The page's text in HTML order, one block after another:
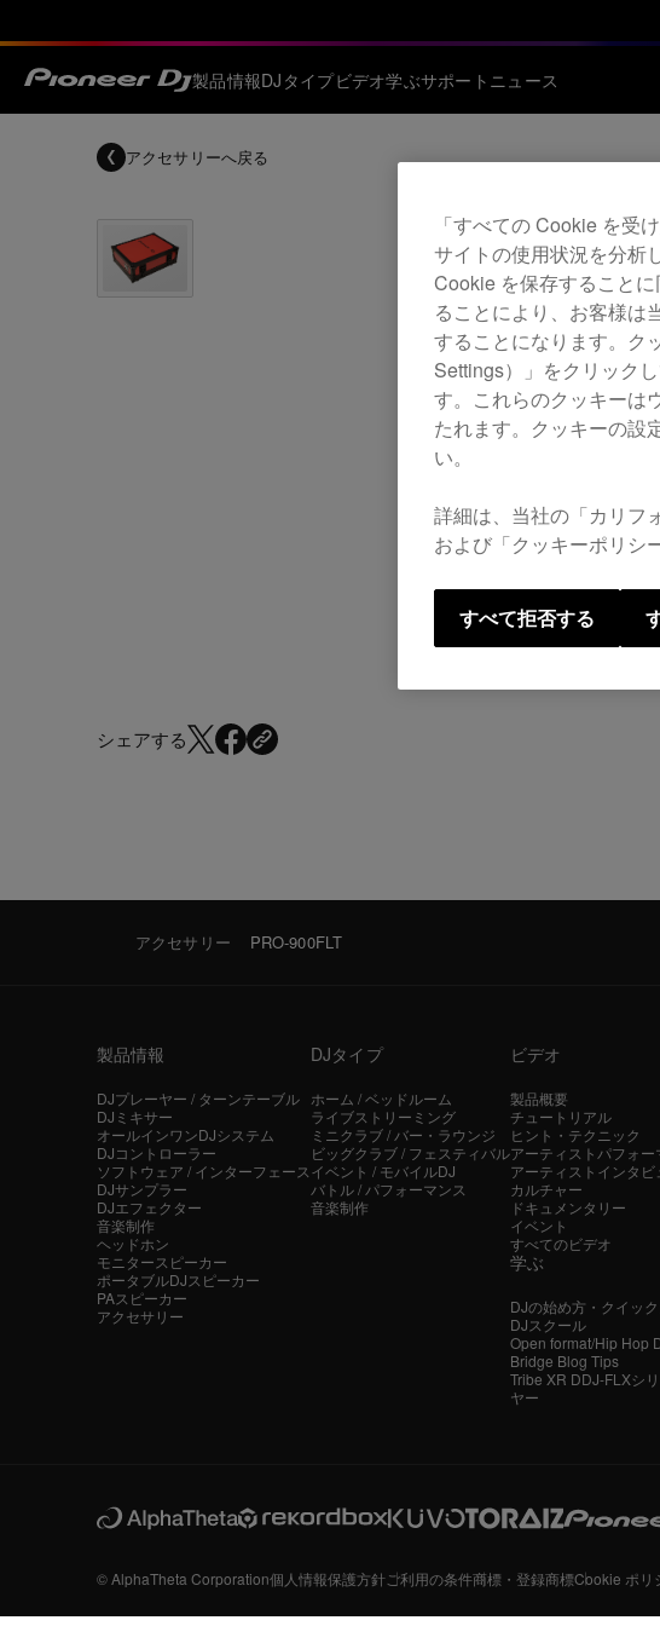
製品情報DJタイプビデオ学ぶサポート ニュース
アクセサリーへ戻る
シェアする
アクセサリー PRO-900FLT
製品情報
DJプレーヤー / ターンテーブル
DJミキサー
オールインワンDJシステム
DJコントローラー
ソフトウェア / インターフェース
DJサンプラー
DJエフェクター
音楽制作
ヘッドホン
モニタースピーカー
ポータブルDJスピーカー
PAスピーカー
アクセサリー
DJタイプ
ホーム / ベッドルーム
ライブストリーミング
ミニクラブ / バー・ラウンジ
ビッグクラブ / フェスティバル
イベント / モバイルDJ
バトル / パフォーマンス
音楽制作
ビデオ
製品概要
チュートリアル
ヒント・テクニック
アーティストパフォー
アーティストインタビ
カルチャー
ドキュメンタリー
イベント
すべてのビデオ
学ぶ
DJの始め方・クイッ
DJスクール
Open format/Hip Hop
Bridge Blog Tips
Tribe XR DDJ-FLXシ
ヤー
© AlphaTheta Corporation個人情報保護方針ご利用の条件商標・登録商標Cookie ポリ
「すべての Cookie を受
サイトの使用状況を分析
Cookie を保存すること
ることにより、お客様は
することになります。ク
Settings）」をクリック
す。これらのクッキーは
たれます。クッキーの設
い。
詳細は、当社の「カリフ
および「クッキーポリシ
すべて拒否する